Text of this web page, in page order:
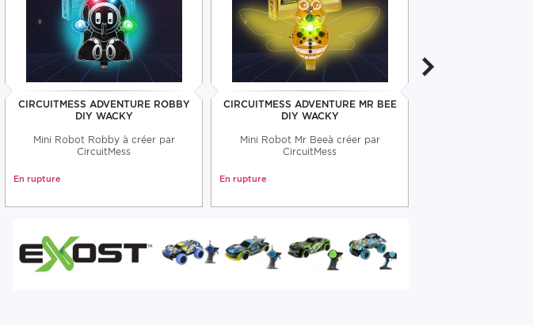
CIRCUITMESS ADVENTURE ROBBY
DIY WACKY
Mini Robot Robby à créer par
CircuitMess
En rupture
CIRCUITMESS ADVENTURE MR BEE
DIY WACKY
Mini Robot Mr Beeà créer par
CircuitMess
En rupture